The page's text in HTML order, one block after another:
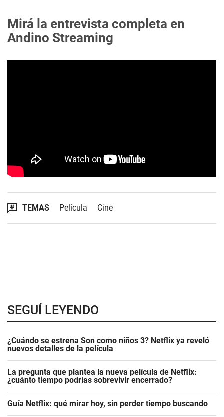
Mirá la entrevista completa en
Andino Streaming
TEMAS Película Cine
SEGUÍ LEYENDO
¿Cuándo se estrena Son como niños 3? Netflix ya reveló
nuevos detalles de la película
La pregunta que plantea la nueva película de Netflix:
¿cuánto tiempo podrías sobrevivir encerrado?
Guía Netflix: qué mirar hoy, sin perder tiempo buscando